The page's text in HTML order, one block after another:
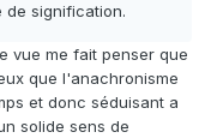
signification.
vue me fait penser que
que l'anachronisme
et donc séduisant a
solide sens de